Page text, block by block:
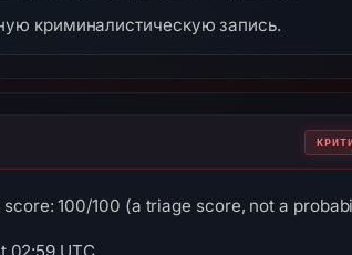
криминалистическую запись.
100/100 (a triage score, not a